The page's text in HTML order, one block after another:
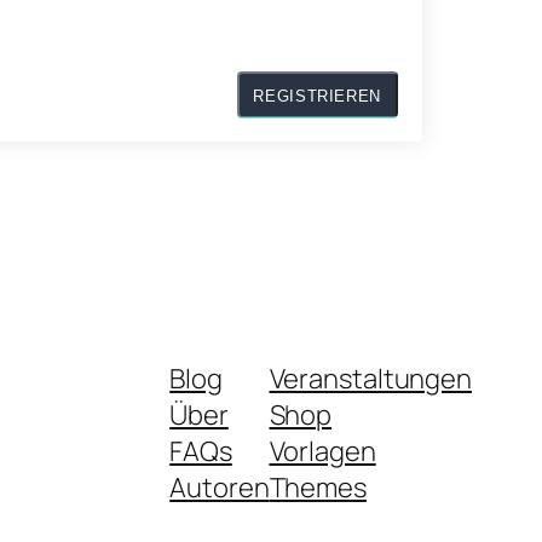
Blog
Über
FAQs
Autoren
Veranstaltungen
Shop
Vorlagen
Themes